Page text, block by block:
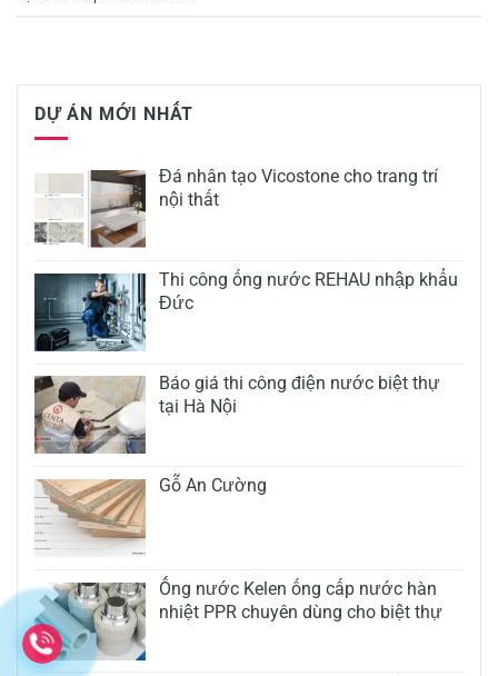
DỰ ÁN MỚI NHẤT
Đá nhân tạo Vicostone cho trang trí
nội thất
Thi công ống nước REHAU nhập khẩu
Đức
Báo giá thi công điện nước biệt thự
tại Hà Nội
Gỗ An Cường
Ống nước Kelen ống cấp nước hàn
nhiệt PPR chuyên dùng cho biệt thự